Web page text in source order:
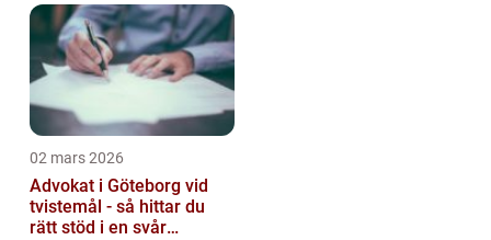
02 mars 2026
Advokat i Göteborg vid
tvistemål - så hittar du
rätt stöd i en svår